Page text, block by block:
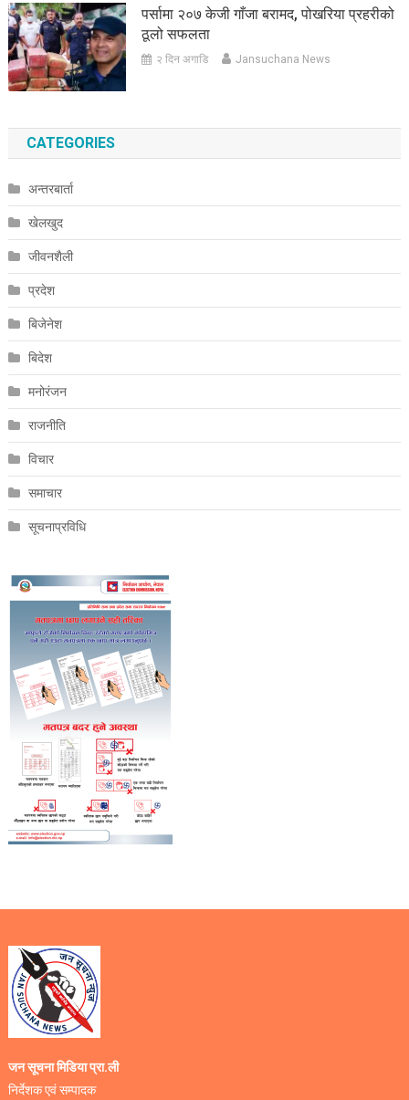
पर्सामा २०७ केजी गाँजा बरामद, पोखरिया प्रहरीको
ठूलो सफलता
२ दिन अगाडि Jansuchana News
CATEGORIES
अन्तरबार्ता
खेलखुद
जीवनशैली
प्रदेश
बिजेनेश
बिदेश
मनोरंजन
राजनीति
विचार
समाचार
सूचनाप्रविधि
जन सूचना मिडिया प्रा.ली
निर्देशक एवं सम्पादक